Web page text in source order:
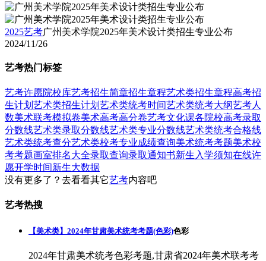
2025艺考广州美术学院2025年美术设计类招生专业公布
2024/11/26
艺考热门标签
艺考许愿院校库艺考招生简章招生章程艺术类招生章程高考招
生计划 艺术类招生计划 艺术类统考时间艺术类统考大纲艺考人
数美术联考模拟卷美术高考高分卷艺考文化课各院校高考录取
分数线艺术类录取分数线艺术类专业分数线艺术类统考合格线
艺术类统考查分艺术类校考专业成绩查询美术统考考题美术校
考考题画室排名大全录取查询录取通知书新生入学须知在线许
愿开学时间新生大数据
没有更多了？去看看其它艺考内容吧
艺考热搜
【美术类】2024年甘肃美术统考考题(色彩)色彩
2024年甘肃美术统考色彩考题,甘肃省2024年美术联考考